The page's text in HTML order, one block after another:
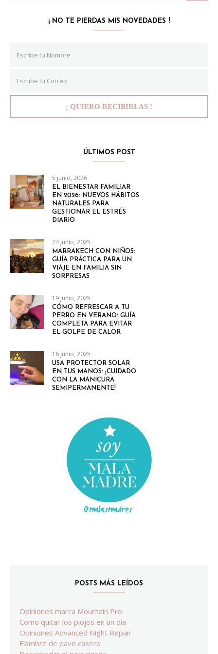
¡ NO TE PIERDAS MIS NOVEDADES !
ÚLTIMOS POST
5 junio, 2026
EL BIENESTAR FAMILIAR
EN 2026: NUEVOS HÁBITOS
NATURALES PARA
GESTIONAR EL ESTRÉS
DIARIO
24 junio, 2025
MARRAKECH CON NIÑOS:
GUÍA PRÁCTICA PARA UN
VIAJE EN FAMILIA SIN
SORPRESAS
19 junio, 2025
CÓMO REFRESCAR A TU
PERRO EN VERANO: GUÍA
COMPLETA PARA EVITAR
EL GOLPE DE CALOR
16 junio, 2025
USA PROTECTOR SOLAR
EN TUS MANOS: ¡CUIDADO
CON LA MANICURA
SEMIPERMANENTE!
POSTS MÁS LEÍDOS
Opiniones marca Mountain Pro
Como quitar los piojos en un día
Opiniones Advanced Night Repair
Fiambre de pavo casero